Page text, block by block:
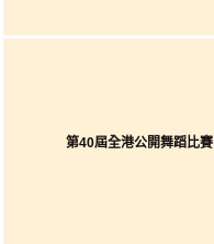
第40屆全港公開舞蹈比賽